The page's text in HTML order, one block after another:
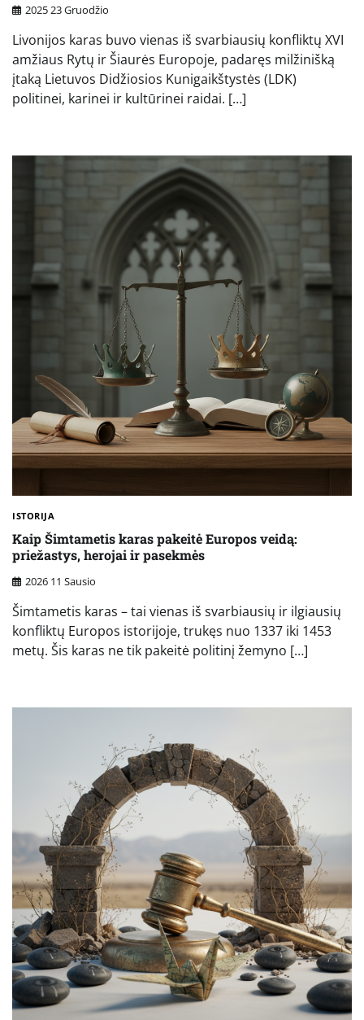
2025 23 Gruodžio
Livonijos karas buvo vienas iš svarbiausių konfliktų XVI
amžiaus Rytų ir Šiaurės Europoje, padaręs milžinišką
įtaką Lietuvos Didžiosios Kunigaikštystės (LDK)
politinei, karinei ir kultūrinei raidai. […]
ISTORIJA
Kaip Šimtametis karas pakeitė Europos veidą:
priežastys, herojai ir pasekmės
2026 11 Sausio
Šimtametis karas – tai vienas iš svarbiausių ir ilgiausių
konfliktų Europos istorijoje, trukęs nuo 1337 iki 1453
metų. Šis karas ne tik pakeitė politinį žemyno […]